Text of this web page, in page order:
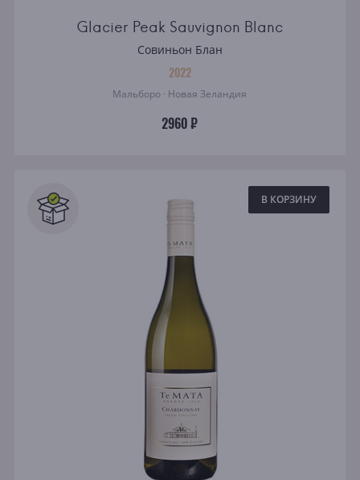
Glacier Peak Sauvignon Blanc
Совиньон Блан
2022
Мальборо · Новая Зеландия
2960 ₽
В КОРЗИНУ